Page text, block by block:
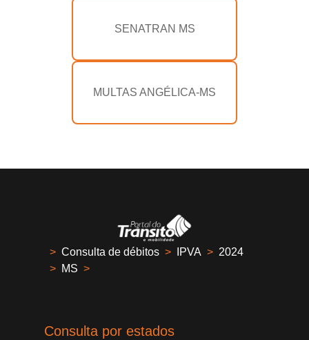
SENATRAN MS
MULTAS ANGÉLICA-MS
> Consulta de débitos > IPVA > 2024
> MS >
Consulta por estados